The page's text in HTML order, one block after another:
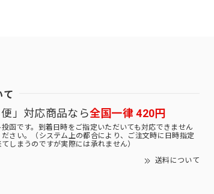
て
便」対応商品なら全国一律 420円
函です。到着日時をご指定いただいても対応できません
さい。（システム上の都合により、ご注文時に日時指定
しまうのですが実際には承れません）
送料について